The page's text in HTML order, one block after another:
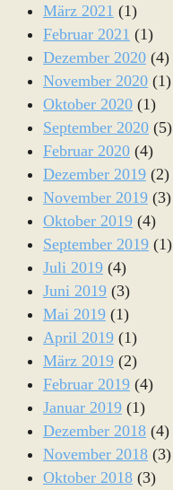
März 2021 (1)
Februar 2021 (1)
Dezember 2020 (4)
November 2020 (1)
Oktober 2020 (1)
September 2020 (5)
Februar 2020 (4)
Dezember 2019 (2)
November 2019 (3)
Oktober 2019 (4)
September 2019 (1)
Juli 2019 (4)
Juni 2019 (3)
Mai 2019 (1)
April 2019 (1)
März 2019 (2)
Februar 2019 (4)
Januar 2019 (1)
Dezember 2018 (4)
November 2018 (3)
Oktober 2018 (3)